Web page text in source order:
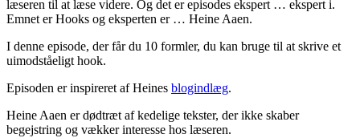
læseren til at læse videre. Og det er episodes ekspert … ekspert i.
Emnet er Hooks og eksperten er … Heine Aaen.
I denne episode, der får du 10 formler, du kan bruge til at skrive et
uimodståeligt hook.
Episoden er inspireret af Heines blogindlæg.
Heine Aaen er dødtræt af kedelige tekster, der ikke skaber
begejstring og vækker interesse hos læseren.